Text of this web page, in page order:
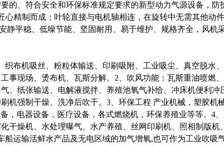
的、符合安全和环保标准规定要求的新型动力气源设备，防
心精制而成；叶轮直接与电机轴相连，在旋转中无需其他动
静平稳、低噪节能、坚固耐用、易于维护、规格齐全，风机
布机吸丝、粉粒体输送、印刷吸附、工业吸尘、真空脱水
事现场、烫布机、瓦斯分解。2、吹风功能：瓦斯重油喷燃
、纸张输送、电解液搅拌、养殖池氧气补给、冲床机便利冲
机强制干燥、洗净后吹干。3、环保工程 产业机械，塑胶机
，电器设备，医疗设备，各式燃烧机，环保养殖业等等。4、
干燥机、水处理曝气、水产养殖、丝网印刷机、照相制版机
运输活鲜水产品及无电区域的加气增氧,也可作为工业吹吸